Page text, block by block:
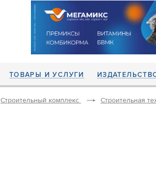
ТОВАРЫ И УСЛУГИ
Строительный комплекс Строительная